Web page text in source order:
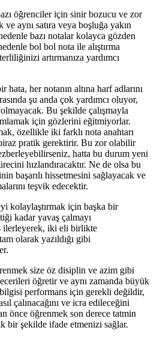
öğrenciler için sinir bozucu ve zor
aynı satıra veya boşluğa yakın
bazı notalar kolayca gözden
bol bol nota ile alıştırma
artırmanıza yardımcı
hata, her notanın altına harf adlarını
şu anda çok yardımcı oluyor,
Bu şekilde çalışmayla
için gözlerini eğitmiyorlar.
özellikle iki farklı nota anahtarı
pratik gerektirir. Bu zor olabilir
hatta bu durum yeni
hızlandıracaktır. Ne de olsa bu
başarılı hissetmesini sağlayacak ve
teşvik edecektir.
kolaylaştırmak için başka bir
kadar yavaş çalmayı
ilerleyerek, iki eli birlikte
olarak yazıldığı gibi
size öz disiplin ve azim gibi
öğretir ve aynı zamanda büyük
bilgisi performans için gerekli değildir,
çalınacağını ve icra edileceğini
önce öğrenmek son derece tatmin
bir şekilde ifade etmenizi sağlar.